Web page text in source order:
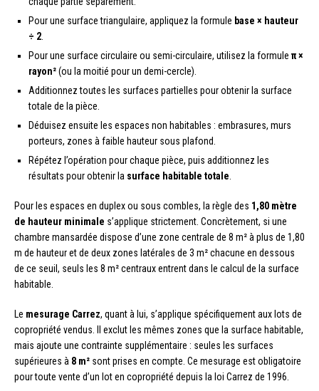
Pour une surface triangulaire, appliquez la formule base × hauteur
÷ 2
Pour une surface circulaire ou semi-circulaire, utilisez la formule π ×
rayon²(ou la moitié pour un demi-cercle).
Additionnez toutes les surfaces partielles pour obtenir la surface
totale de la pièce.
Déduisez ensuite les espaces non habitables : embrasures, murs
porteurs, zones à faible hauteur sous plafond.
Répétez l’opération pour chaque pièce, puis additionnez les
résultats pour obtenir la surface habitable totale
Pour les espaces en duplex ou sous combles, la règle des 1,80 mètre
de hauteur minimale s’applique strictement. Concrètement, si une
chambre mansardée dispose d’une zone centrale de 8 m² à plus de 1,80
m de hauteur et de deux zones latérales de 3 m² chacune en dessous
de ce seuil, seuls les 8 m² centraux entrent dans le calcul de la surface
habitable.
Le mesurage Carrez, quant à lui, s’applique spécifiquement aux lots de
copropriété vendus. Il exclut les mêmes zones que la surface habitable,
mais ajoute une contrainte supplémentaire : seules les surfaces
supérieures à 8 m² sont prises en compte. Ce mesurage est obligatoire
pour toute vente d’un lot en copropriété depuis la loi Carrez de 1996.